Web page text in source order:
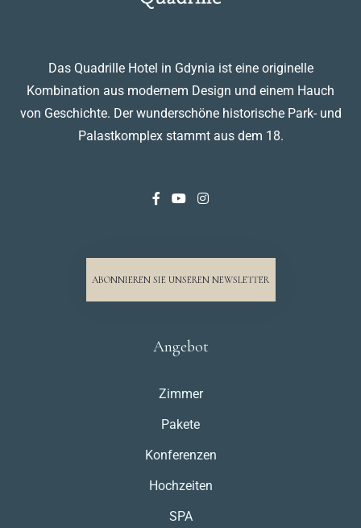
Das Quadrille Hotel in Gdynia ist eine originelle
Kombination aus modernem Design und einem Hauch
von Geschichte. Der wunderschöne historische Park- und
Palastkomplex stammt aus dem 18.
ABONNIEREN SIE UNSEREN NEWSLETTER
Angebot
Zimmer
Pakete
Konferenzen
Hochzeiten
SPA